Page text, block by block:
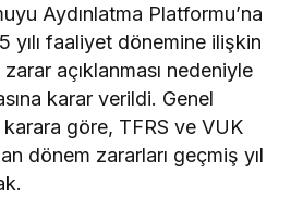
Aydınlatma Platformu’na
yılı faaliyet dönemine ilişkin
açıklanması nedeniyle
karar verildi. Genel
göre, TFRS ve VUK
dönem zararları geçmiş yıl